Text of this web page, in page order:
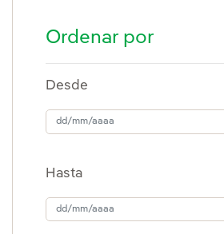
Ordenar por
Desde
dd/mm/aaaa
Hasta
Hasta